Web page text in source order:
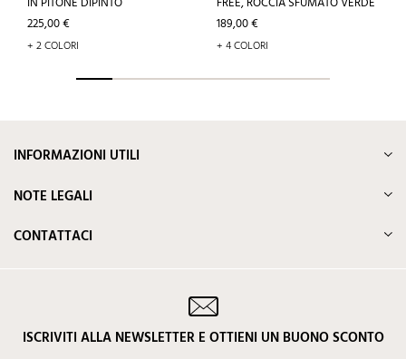
Prezzo
225,00 €
+ 2 COLORI
Prezzo
189,00 €
+ 4 COLORI
INFORMAZIONI UTILI
NOTE LEGALI
CONTATTACI
ISCRIVITI ALLA NEWSLETTER E OTTIENI UN BUONO SCONTO